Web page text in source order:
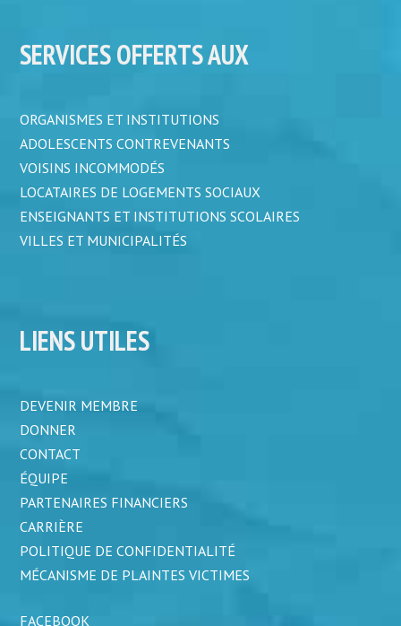
SERVICES OFFERTS AUX
ORGANISMES ET INSTITUTIONS
ADOLESCENTS CONTREVENANTS
VOISINS INCOMMODÉS
LOCATAIRES DE LOGEMENTS SOCIAUX
ENSEIGNANTS ET INSTITUTIONS SCOLAIRES
VILLES ET MUNICIPALITÉS
LIENS UTILES
DEVENIR MEMBRE
DONNER
CONTACT
ÉQUIPE
PARTENAIRES FINANCIERS
CARRIÈRE
POLITIQUE DE CONFIDENTIALITÉ
MÉCANISME DE PLAINTES VICTIMES
FACEBOOK